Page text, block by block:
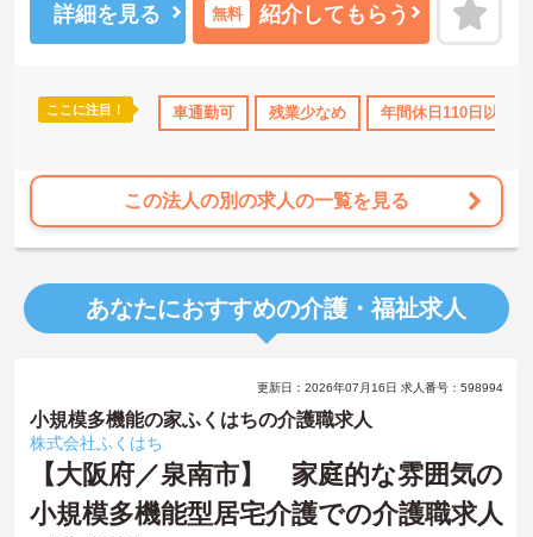
ご興味ある方には、面接のポイントなど、さらに詳細をお話致しま
すのでお気軽にご相談ください。
詳細を見る 無料 紹介してもらう
ここに注目！ 車通勤可 残業少なめ 年間休日110日以上
この法人の別の求人の一覧を見る
あなたにおすすめの介護・福祉求人
更新日：2026年07月16日 求人番号：598994
小規模多機能の家ふくはちの介護職求人
株式会社ふくはち
【大阪府／泉南市】 家庭的な雰囲気の
小規模多機能型居宅介護での介護職求人